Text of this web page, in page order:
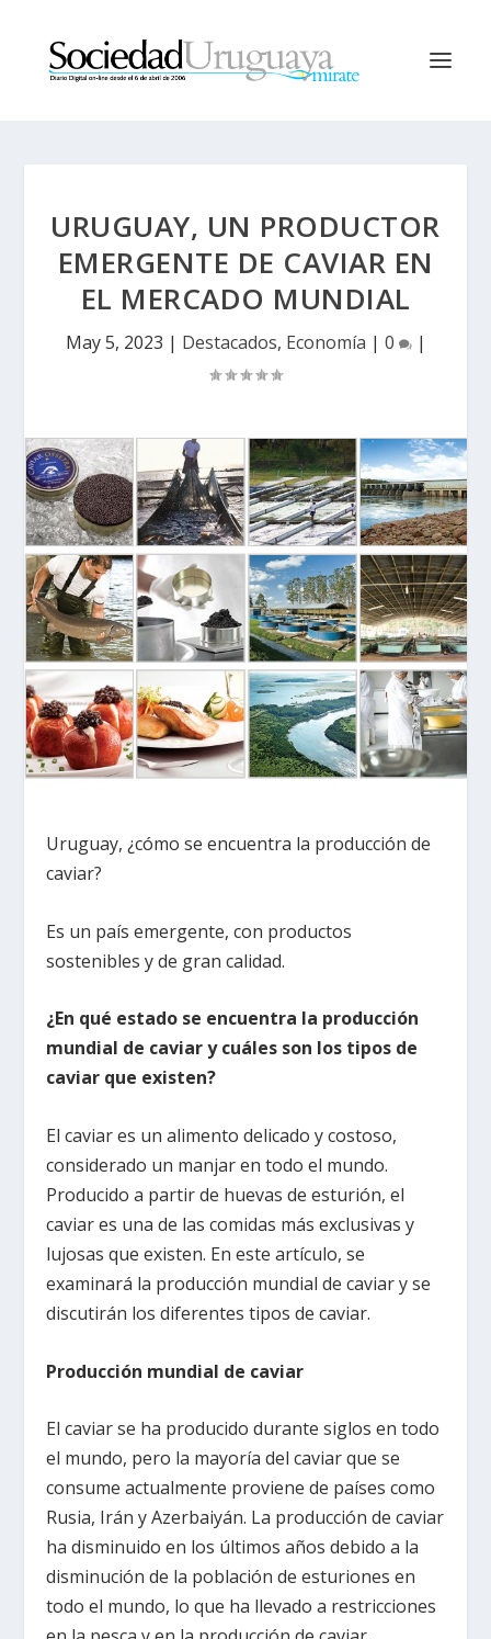
URUGUAY, UN PRODUCTOR
EMERGENTE DE CAVIAR EN
EL MERCADO MUNDIAL
May 5, 2023 | Destacados, Economía | 0 |
Uruguay, ¿cómo se encuentra la producción de
caviar?
Es un país emergente, con productos
sostenibles y de gran calidad.
¿En qué estado se encuentra la producción
mundial de caviar y cuáles son los tipos de
caviar que existen?
El caviar es un alimento delicado y costoso,
considerado un manjar en todo el mundo.
Producido a partir de huevas de esturión, el
caviar es una de las comidas más exclusivas y
lujosas que existen. En este artículo, se
examinará la producción mundial de caviar y se
discutirán los diferentes tipos de caviar.
Producción mundial de caviar
El caviar se ha producido durante siglos en todo
el mundo, pero la mayoría del caviar que se
consume actualmente proviene de países como
Rusia, Irán y Azerbaiyán. La producción de caviar
ha disminuido en los últimos años debido a la
disminución de la población de esturiones en
todo el mundo, lo que ha llevado a restricciones